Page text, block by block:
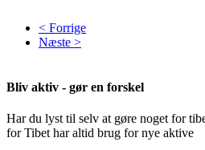
< Forrige
Næste >
Bliv aktiv - gør en forskel
Har du lyst til selv at gøre noget for
for Tibet har altid brug for nye aktive